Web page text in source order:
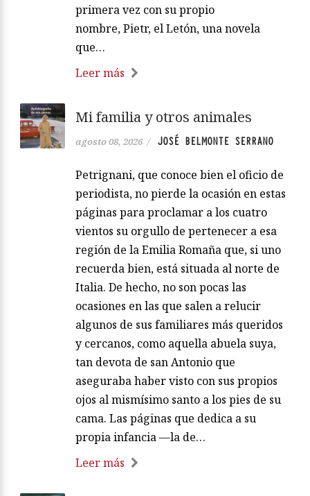
primera vez con su propio
nombre, Pietr, el Letón, una novela
que…
Leer más
Mi familia y otros animales
agosto 08, 2026 / JOSÉ BELMONTE SERRANO
Petrignani, que conoce bien el oficio de
periodista, no pierde la ocasión en estas
páginas para proclamar a los cuatro
vientos su orgullo de pertenecer a esa
región de la Emilia Romaña que, si uno
recuerda bien, está situada al norte de
Italia. De hecho, no son pocas las
ocasiones en las que salen a relucir
algunos de sus familiares más queridos
y cercanos, como aquella abuela suya,
tan devota de san Antonio que
aseguraba haber visto con sus propios
ojos al mismísimo santo a los pies de su
cama. Las páginas que dedica a su
propia infancia —la de…
Leer más